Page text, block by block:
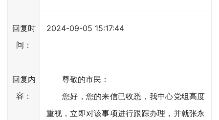
回复时
间：
2024-09-05 15:17:44
回复内
容：
尊敬的市民：
您好，您的来信已收悉，我中心党组高度
重视，立即对该事项进行跟踪办理，并就张永